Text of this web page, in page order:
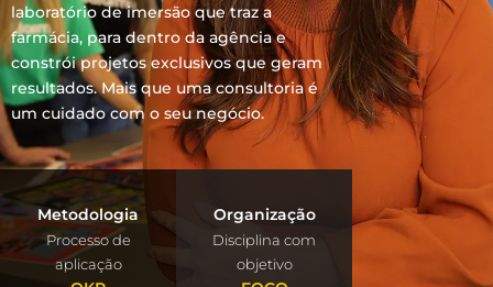
laboratório de imersão que traz a
farmácia, para dentro da agência e
constrói projetos exclusivos que geram
resultados. Mais que uma consultoria é
um cuidado com o seu negócio.
Metodologia
Processo de
aplicação
Organização
Disciplina com
objetivo